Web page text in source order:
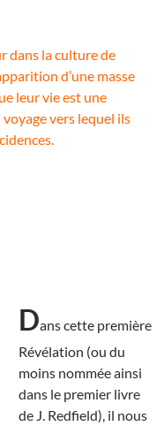
dans la culture de
d’une masse
leur vie est une
vers lequel ils
Dans cette première
Révélation (ou du
moins nommée ainsi
dans le premier livre
de J. Redfield), il nous